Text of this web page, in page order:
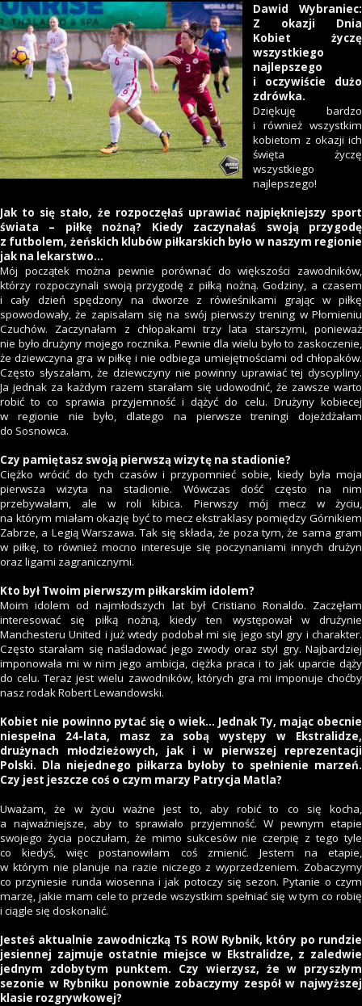
Dawid Wybraniec:
Z okazji Dnia
Kobiet życzę
wszystkiego
najlepszego
i oczywiście dużo
zdrówka.
Dziękuję bardzo
i również wszystkim
kobietom z okazji ich
święta życzę
wszystkiego
najlepszego!
Jak to się stało, że rozpoczęłaś uprawiać najpiękniejszy sport
świata – piłkę nożną? Kiedy zaczynałaś swoją przygodę
z futbolem, żeńskich klubów piłkarskich było w naszym regionie
jak na lekarstwo…
Mój początek można pewnie porównać do większości zawodników,
którzy rozpoczynali swoją przygodę z piłką nożną. Godziny, a czasem
i cały dzień spędzony na dworze z rówieśnikami grając w piłkę
spowodowały, że zapisałam się na swój pierwszy trening w Płomieniu
Czuchów. Zaczynałam z chłopakami trzy lata starszymi, ponieważ
nie było drużyny mojego rocznika. Pewnie dla wielu było to zaskoczenie,
że dziewczyna gra w piłkę i nie odbiega umiejętnościami od chłopaków.
Często słyszałam, że dziewczyny nie powinny uprawiać tej dyscypliny.
Ja jednak za każdym razem starałam się udowodnić, że zawsze warto
robić to co sprawia przyjemność i dążyć do celu. Drużyny kobiecej
w regionie nie było, dlatego na pierwsze treningi dojeżdżałam
do Sosnowca.
Czy pamiętasz swoją pierwszą wizytę na stadionie?
Ciężko wrócić do tych czasów i przypomnieć sobie, kiedy była moja
pierwsza wizyta na stadionie. Wówczas dość często na nim
przebywałam, ale w roli kibica. Pierwszy mój mecz w życiu,
na którym miałam okazję być to mecz ekstraklasy pomiędzy Górnikiem
Zabrze, a Legią Warszawa. Tak się składa, że poza tym, że sama gram
w piłkę, to również mocno interesuje się poczynaniami innych drużyn
oraz ligami zagranicznymi.
Kto był Twoim pierwszym piłkarskim idolem?
Moim idolem od najmłodszych lat był Cristiano Ronaldo. Zaczęłam
interesować się piłką nożną, kiedy ten występował w drużynie
Manchesteru United i już wtedy podobał mi się jego styl gry i charakter.
Często starałam się naśladować jego zwody oraz styl gry. Najbardziej
imponowała mi w nim jego ambicja, ciężka praca i to jak uparcie dąży
do celu. Teraz jest wielu zawodników, których gra mi imponuje choćby
nasz rodak Robert Lewandowski.
Kobiet nie powinno pytać się o wiek… Jednak Ty, mając obecnie
niespełna 24-lata, masz za sobą występy w Ekstralidze,
drużynach młodzieżowych, jak i w pierwszej reprezentacji
Polski. Dla niejednego piłkarza byłoby to spełnienie marzeń.
Czy jest jeszcze coś o czym marzy Patrycja Matla?
Uważam, że w życiu ważne jest to, aby robić to co się kocha,
a najważniejsze, aby to sprawiało przyjemność. W pewnym etapie
swojego życia poczułam, że mimo sukcesów nie czerpię z tego tyle
co kiedyś, więc postanowiłam coś zmienić. Jestem na etapie,
w którym nie planuje na razie niczego z wyprzedzeniem. Zobaczymy
co przyniesie runda wiosenna i jak potoczy się sezon. Pytanie o czym
marzę, jakie mam cele to przede wszystkim spełniać się w tym co robię
i ciągle się doskonalić.
Jesteś aktualnie zawodniczką TS ROW Rybnik, który po rundzie
jesiennej zajmuje ostatnie miejsce w Ekstralidze, z zaledwie
jednym zdobytym punktem. Czy wierzysz, że w przyszłym
sezonie w Rybniku ponownie zobaczymy zespół w najwyższej
klasie rozgrywkowej?